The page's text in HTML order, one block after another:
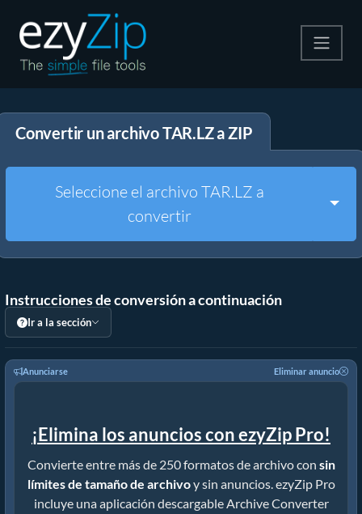
Descomprime
Convertir un archivo TAR.LZ a ZIP
Seleccione el archivo TAR.LZ a
convertir
Instrucciones de conversión a continuación
Ir a la sección
Anunciarse Eliminar anuncio
¡Elimina los anuncios con ezyZip Pro!
Convierte entre más de 250 formatos de archivo con sin
límites de tamaño de archivoy sin anuncios. ezyZip Pro
incluye una aplicación descargable Archive Converter